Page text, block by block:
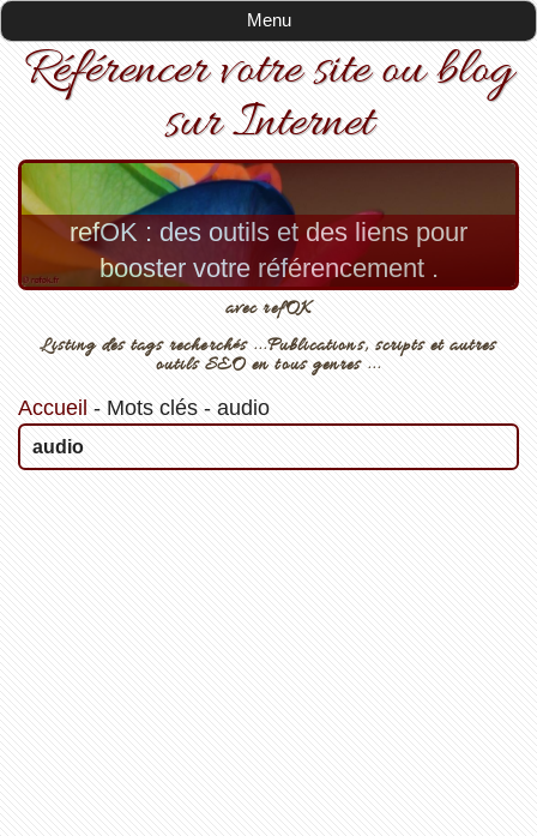
Menu
Référencer votre site ou blog
sur Internet
refOK : des outils et des liens pour
booster votre référencement .
avec refOK
Listing des tags recherchés ...Publications, scripts et autres
outils SEO en tous genres ...
Accueil - Mots clés- audio
audio